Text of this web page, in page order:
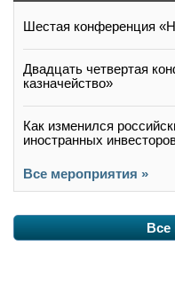
Шестая конференция
Двадцать четвертая
казначейство»
Как изменился
иностранных
Все мероприятия »
Все